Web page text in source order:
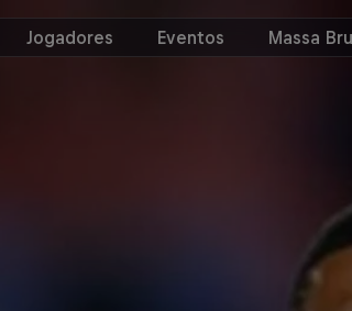
Jogadores Eventos Massa